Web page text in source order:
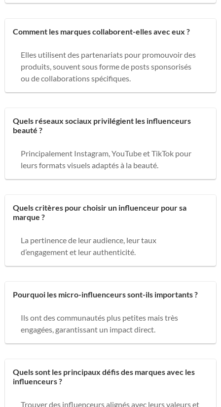
Comment les marques collaborent-elles avec eux ?
Elles utilisent des partenariats pour promouvoir des
produits, souvent sous forme de posts sponsorisés
ou de collaborations spécifiques.
Quels réseaux sociaux privilégient les influenceurs
beauté ?
Principalement Instagram, YouTube et TikTok pour
leurs formats visuels adaptés à la beauté.
Quels critères pour choisir un influenceur pour sa
marque ?
La pertinence de leur audience, leur taux
d’engagement et leur authenticité.
Pourquoi les micro-influenceurs sont-ils importants ?
Ils ont des communautés plus petites mais très
engagées, garantissant un impact direct.
Quels sont les principaux défis des marques avec les
influenceurs ?
Trouver des influenceurs alignés avec leurs valeurs et